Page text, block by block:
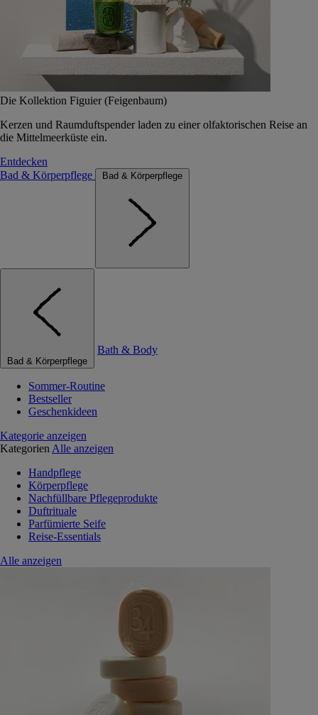
Die Kollektion Figuier (Feigenbaum)
Kerzen und Raumduftspender laden zu einer olfaktorischen Reise an
die Mittelmeerküste ein.
Entdecken
Bad & Körperpflege
Bad & Körperpflege
Bad & Körperpflege
Bath & Body
Sommer-Routine
Bestseller
Geschenkideen
Kategorie anzeigen
Kategorien Alle anzeigen
Handpflege
Körperpflege
Nachfüllbare Pflegeprodukte
Duftrituale
Parfümierte Seife
Reise-Essentials
Alle anzeigen